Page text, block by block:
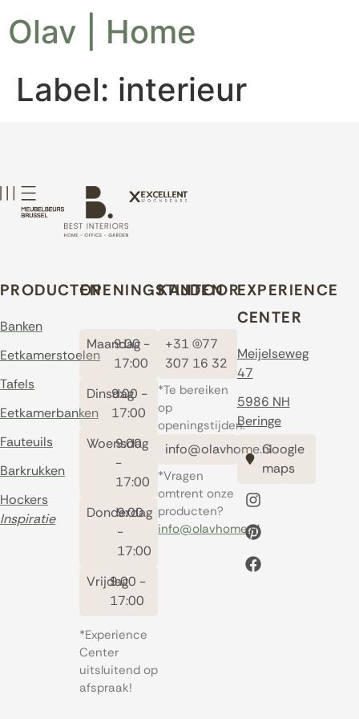
Olav | Home
Label: interieur
PRODUCTEN
Banken
Eetkamerstoelen
Tafels
Eetkamerbanken
Fauteuils
Barkrukken
Hockers
Inspiratie
OPENINGSTIJDEN
Maandag
9:00 -
17:00
Dinsdag
9:00 -
17:00
Woensdag
9:00
-
17:00
Donderdag
9:00
-
17:00
Vrijdag9:00 -
17:00
*Experience
Center
uitsluitend op
afspraak!
KANTOOR
+31 (0)77
307 16 32
*Te bereiken
op
openingstijden.
info@olavhome.nl
*Vragen
omtrent onze
producten?
info@olavhome.nl
EXPERIENCE
CENTER
Meijelseweg
47
5986 NH
Beringe
Google
maps